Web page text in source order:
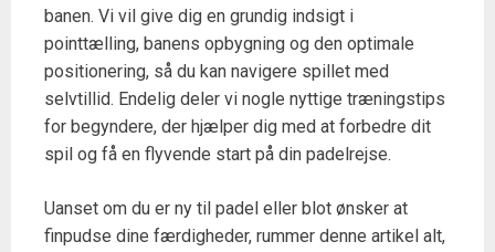
banen. Vi vil give dig en grundig indsigt i
pointtælling, banens opbygning og den optimale
positionering, så du kan navigere spillet med
selvtillid. Endelig deler vi nogle nyttige træningstips
for begyndere, der hjælper dig med at forbedre dit
spil og få en flyvende start på din padelrejse.
Uanset om du er ny til padel eller blot ønsker at
finpudse dine færdigheder, rummer denne artikel alt,